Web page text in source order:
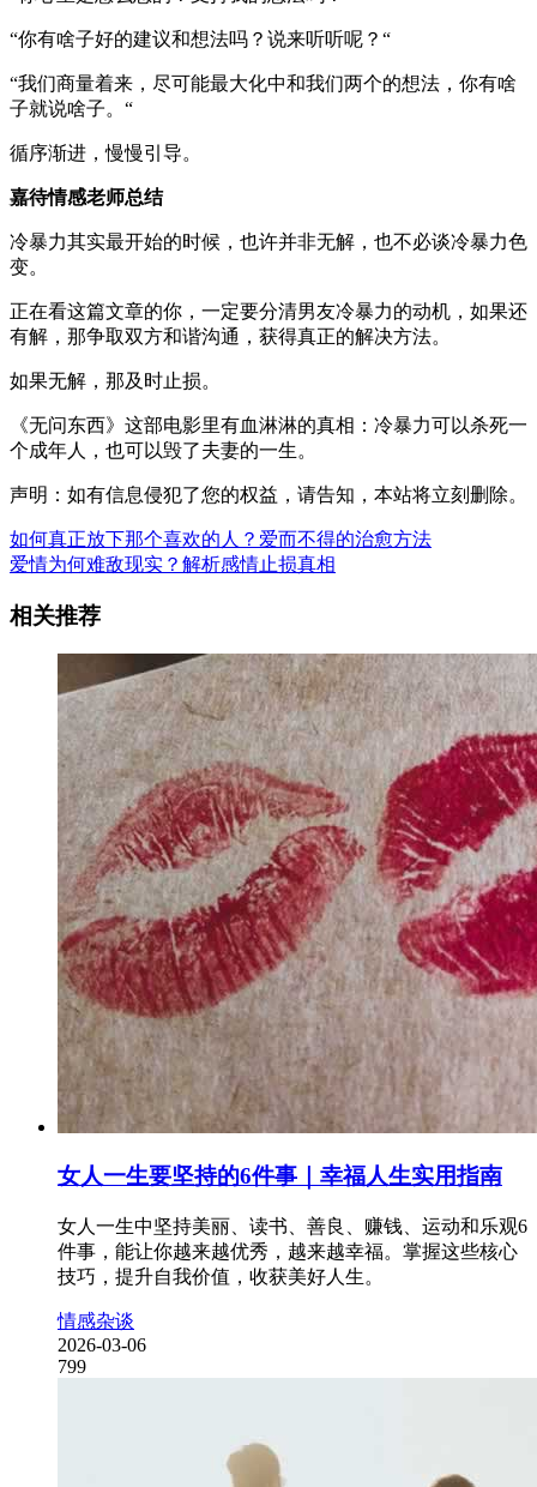
“你有啥子好的建议和想法吗？说来听听呢？“
“我们商量着来，尽可能最大化中和我们两个的想法，你有啥
子就说啥子。“
循序渐进，慢慢引导。
嘉待情感老师总结
冷暴力其实最开始的时候，也许并非无解，也不必谈冷暴力色
变。
正在看这篇文章的你，一定要分清男友冷暴力的动机，如果还
有解，那争取双方和谐沟通，获得真正的解决方法。
如果无解，那及时止损。
《无问东西》这部电影里有血淋淋的真相：冷暴力可以杀死一
个成年人，也可以毁了夫妻的一生。
声明：如有信息侵犯了您的权益，请告知，本站将立刻删除。
如何真正放下那个喜欢的人？爱而不得的治愈方法
爱情为何难敌现实？解析感情止损真相
相关推荐
女人一生要坚持的6件事｜幸福人生实用指南
女人一生中坚持美丽、读书、善良、赚钱、运动和乐观6
件事，能让你越来越优秀，越来越幸福。掌握这些核心
技巧，提升自我价值，收获美好人生。
情感杂谈
2026-03-06
799